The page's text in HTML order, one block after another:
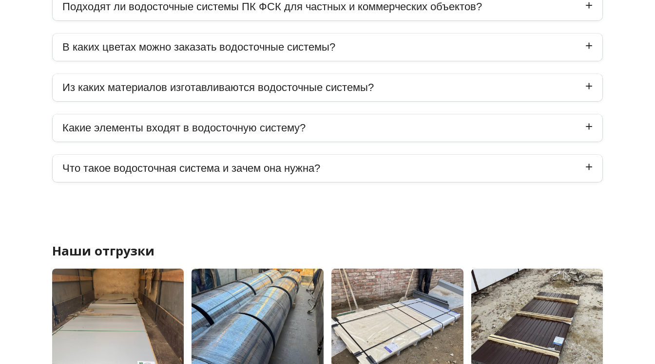
Подходят ли водосточные системы ПК ФСК для частных и коммерческих объектов?
В каких цветах можно заказать водосточные системы?
Из каких материалов изготавливаются водосточные системы?
Какие элементы входят в водосточную систему?
Что такое водосточная система и зачем она нужна?
Наши отгрузки